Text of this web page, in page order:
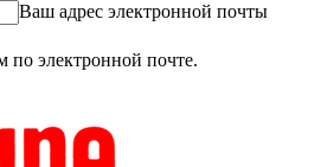
Ваш адрес электронной почты
по электронной почте.